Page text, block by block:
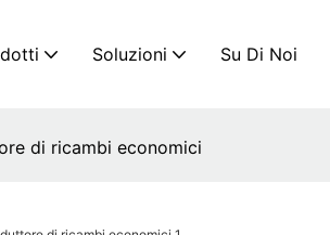
Soluzioni Su Di Noi
di ricambi economici